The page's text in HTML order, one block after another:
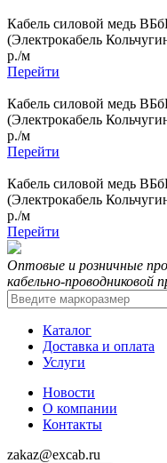
Кабель силовой медь
(Электрокабель
р./м
Перейти
Кабель силовой медь
(Электрокабель
р./м
Перейти
Кабель силовой медь
(Электрокабель
р./м
Перейти
Оптовые и розничные
кабельно-проводниковой
Каталог
Доставка и оплата
Услуги
Новости
О компании
Контакты
zakaz@excab.ru